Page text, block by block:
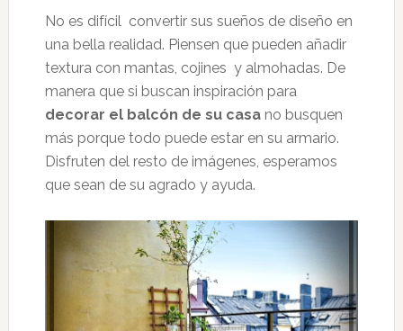
No es difícil convertir sus sueños de diseño en
una bella realidad. Piensen que pueden añadir
textura con mantas, cojines y almohadas. De
manera que si buscan inspiración para
decorar el balcón de su casano busquen
más porque todo puede estar en su armario.
Disfruten del resto de imágenes, esperamos
que sean de su agrado y ayuda.